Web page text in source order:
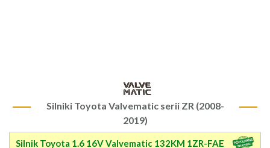
Silniki Toyota Valvematic serii ZR (2008-
2019)
Silnik Toyota 1.6 16V Valvematic 132KM 1ZR-FAE